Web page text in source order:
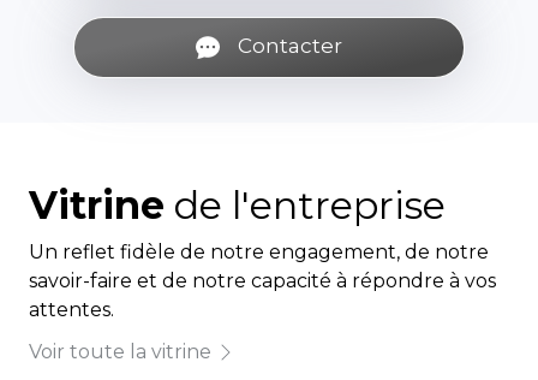
Contacter
Vitrine de l'entreprise
Un reflet fidèle de notre engagement, de notre
savoir-faire et de notre capacité à répondre à vos
attentes.
Voir toute la vitrine